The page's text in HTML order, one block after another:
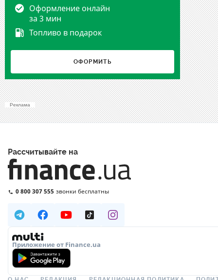
Оформление онлайн
за 3 мин
Топливо в подарок
ОФОРМИТЬ
Реклама
Рассчитывайте на
0 800 307 555 звонки бесплатны
Приложение от Finance.ua